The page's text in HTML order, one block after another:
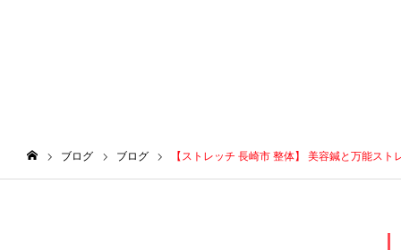
ブログ ブログ 【ストレッチ 長崎市 整体】 美容鍼と万能ス